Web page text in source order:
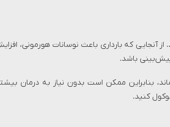
از آنجایی که بارداری باعث نوسانات هورمونی،
باشد.
کرده‌اید، اثرات آن می‌تواند 6-9 ماه باقی بماند، بنابراین ممکن است بدون نیاز به درمان
کنید.